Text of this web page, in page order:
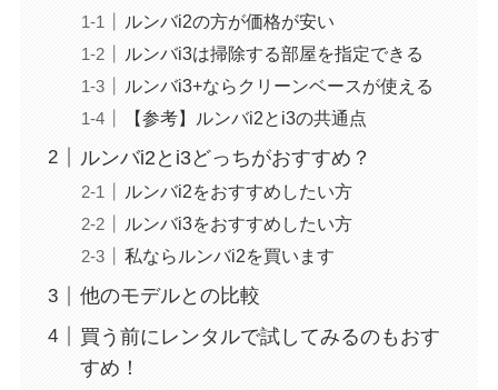
ルンバi2の方が価格が安い
ルンバi3は掃除する部屋を指定できる
ルンバi3+ならクリーンベースが使える
【参考】ルンバi2とi3の共通点
ルンバi2とi3どっちがおすすめ？
ルンバi2をおすすめしたい方
ルンバi3をおすすめしたい方
私ならルンバi2を買います
他のモデルとの比較
買う前にレンタルで試してみるのもおす
すめ！